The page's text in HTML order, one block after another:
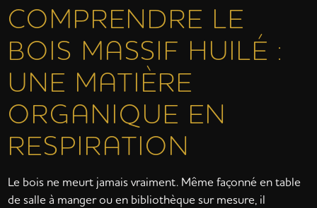
COMPRENDRE LE
BOIS MASSIF HUILÉ :
UNE MATIÈRE
ORGANIQUE EN
RESPIRATION
Le bois ne meurt jamais vraiment. Même façonné en table
de salle à manger ou en bibliothèque sur mesure, il